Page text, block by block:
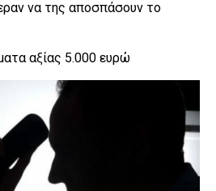
να της αποσπάσουν το
αξίας 5.000 ευρώ